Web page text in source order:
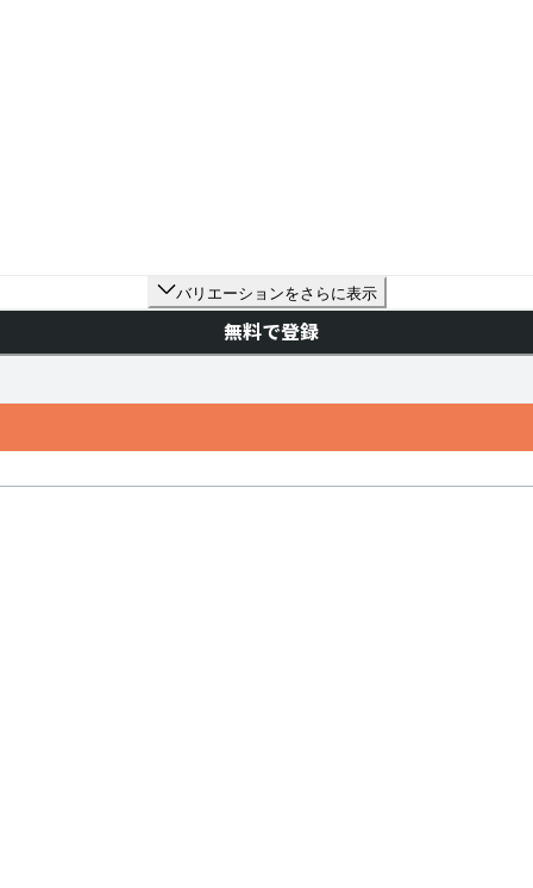
バリエーションをさらに表示
無料で登録